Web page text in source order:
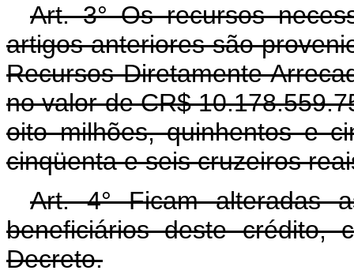
Art. 3° Os recursos
artigos anteriores são
Recursos Diretamente
no valor de CR$
oito milhões, quinhentos e
cinqüenta e seis cruzeiros
Art. 4° Ficam alteradas
beneficiários deste
Decreto.